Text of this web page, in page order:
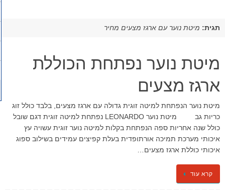
תגית: מיטת נוער עם ארגז מצעים מחיר
מיטת נוער נפתחת הכוללת
ארגז מצעים
מיטת נוער הנפתחת למיטה זוגית גדולה עם ארגז מצעים, בלבד כולל זוג
כריות גב מיטת נוער LEONARDO נפתחת למיטה זוגית דגם שובל
כולל שנה אחריות ספה הנפתחת בקלות למיטה נוער זוגית עשויה עץ
איכותי מערכת תמיכה אורתופדית בעלת קפיצים עמידים בשילוב ספוג
איכותי כוללת ארגז מצעים…
קרא עוד